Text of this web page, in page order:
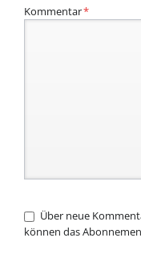
Pflichtfeld
Kommentar*
Über neue
können das